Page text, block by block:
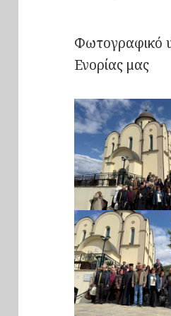
Φωτογραφικό
Ενορίας μας